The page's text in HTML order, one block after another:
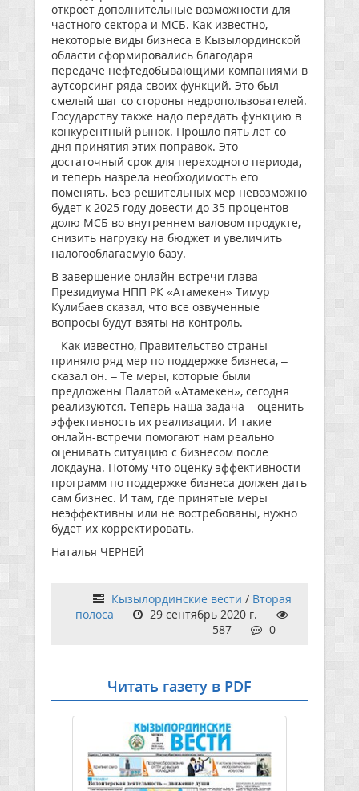
откроет дополнительные возможности для
частного сектора и МСБ. Как известно,
некоторые виды бизнеса в Кызылординской
области сформировались благодаря
передаче нефтедобывающими компаниями в
аутсорсинг ряда своих функций. Это был
смелый шаг со стороны недропользователей.
Государству также надо передать функцию в
конкурентный рынок. Прошло пять лет со
дня принятия этих поправок. Это
достаточный срок для переходного периода,
и теперь назрела необходимость его
поменять. Без решительных мер невозможно
будет к 2025 году довести до 35 процентов
долю МСБ во внутреннем валовом продукте,
снизить нагрузку на бюджет и увеличить
налогооблагаемую базу.
В завершение онлайн-встречи глава
Президиума НПП РК «Атамекен» Тимур
Кулибаев сказал, что все озвученные
вопросы будут взяты на контроль.
– Как известно, Правительство страны
приняло ряд мер по поддержке бизнеса, –
сказал он. – Те меры, которые были
предложены Палатой «Атамекен», сегодня
реализуются. Теперь наша задача – оценить
эффективность их реализации. И такие
онлайн-встречи помогают нам реально
оценивать ситуацию с бизнесом после
локдауна. Потому что оценку эффективности
программ по поддержке бизнеса должен дать
сам бизнес. И там, где принятые меры
неэффективны или не востребованы, нужно
будет их корректировать.
Наталья ЧЕРНЕЙ
Кызылординские вести / Вторая
полоса
29 сентябрь 2020 г.
587
0
Читать газету в PDF